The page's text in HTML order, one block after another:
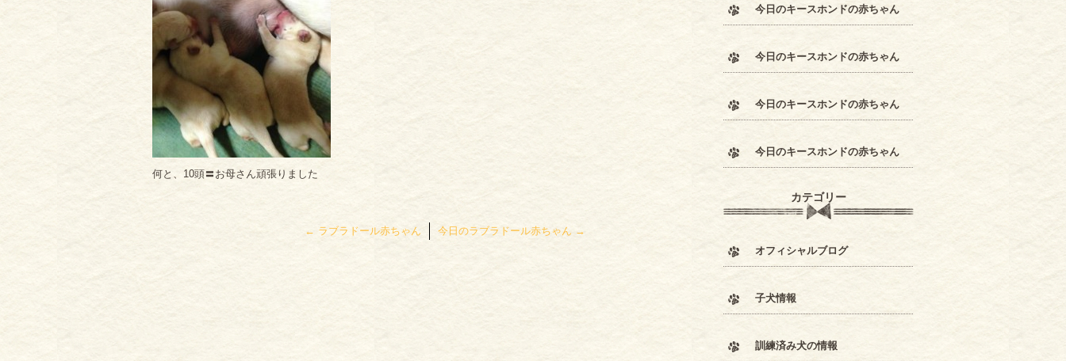
何と、10頭〓お母さん頑張りました
← ラブラドール赤ちゃん 今日のラブラドール赤ちゃん →
今日のキースホンドの赤ちゃん
今日のキースホンドの赤ちゃん
今日のキースホンドの赤ちゃん
今日のキースホンドの赤ちゃん
カテゴリー
オフィシャルブログ
子犬情報
訓練済み犬の情報